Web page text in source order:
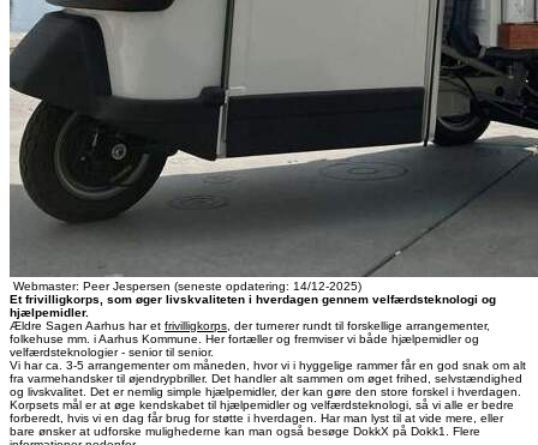
Webmaster: Peer Jespersen (seneste opdatering: 14/12-2025)
Et frivilligkorps, som øger livskvaliteten i hverdagen gennem velfærdsteknologi og
hjælpemidler.
Ældre Sagen Aarhus har et frivilligkorps , der turnerer rundt til forskellige arrangementer,
folkehuse mm. i Aarhus Kommune. Her fortæller og fremviser vi både hjælpemidler og
velfærdsteknologier - senior til senior.
Vi har ca. 3-5 arrangementer om måneden, hvor vi i hyggelige rammer får en god snak om alt
fra varmehandsker til øjendrypbriller. Det handler alt sammen om øget frihed, selvstændighed
og livskvalitet. Det er nemlig simple hjælpemidler, der kan gøre den store forskel i hverdagen.
Korpsets mål er at øge kendskabet til hjælpemidler og velfærdsteknologi, så vi alle er bedre
forberedt, hvis vi en dag får brug for støtte i hverdagen. Har man lyst til at vide mere, eller
bare ønsker at udforske mulighederne kan man også besøge DokkX på Dokk1. Flere